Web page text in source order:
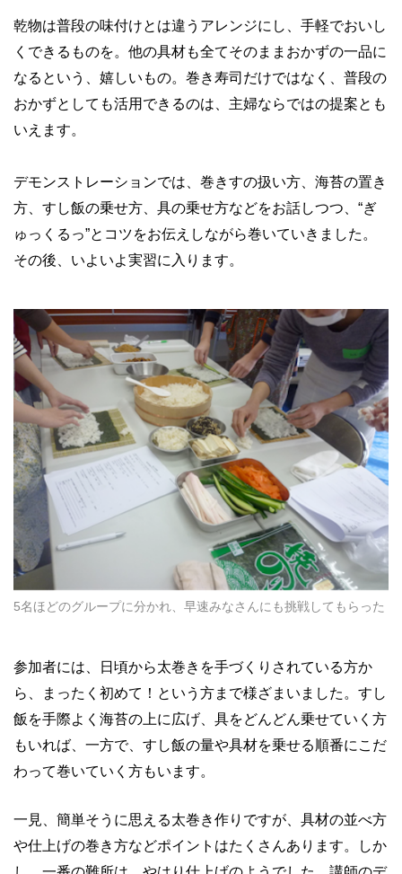
乾物は普段の味付けとは違うアレンジにし、手軽でおいし
くできるものを。他の具材も全てそのままおかずの一品に
なるという、嬉しいもの。巻き寿司だけではなく、普段の
おかずとしても活用できるのは、主婦ならではの提案とも
いえます。
デモンストレーションでは、巻きすの扱い方、海苔の置き
方、すし飯の乗せ方、具の乗せ方などをお話しつつ、“ぎ
ゅっくるっ”とコツをお伝えしながら巻いていきました。
その後、いよいよ実習に入ります。
5名ほどのグループに分かれ、早速みなさんにも挑戦してもらった
参加者には、日頃から太巻きを手づくりされている方か
ら、まったく初めて！という方まで様ざまいました。すし
飯を手際よく海苔の上に広げ、具をどんどん乗せていく方
もいれば、一方で、すし飯の量や具材を乗せる順番にこだ
わって巻いていく方もいます。
一見、簡単そうに思える太巻き作りですが、具材の並べ方
や仕上げの巻き方などポイントはたくさんあります。しか